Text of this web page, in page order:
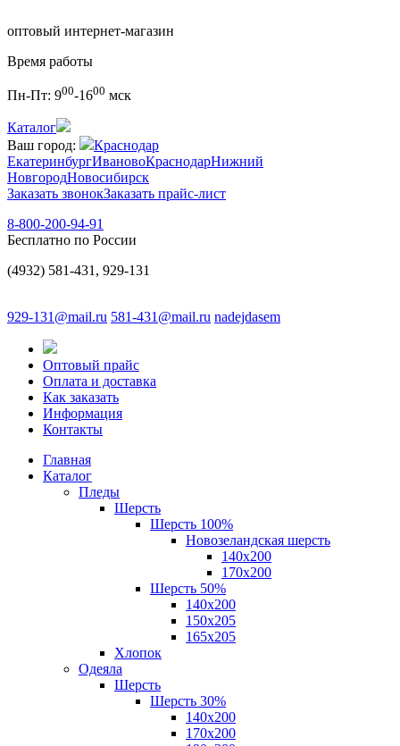
оптовый интернет-магазин
Время работы
Пн-Пт: 900-1600 мск
Каталог
Ваш город:
Краснодар
ЕкатеринбургИвановоКраснодарНижний
НовгородНовосибирск
Заказать звонокЗаказать прайс-лист
8-800-200-94-91
Бесплатно по России
(4932) 581-431, 929-131
929-131@mail.ru 581-431@mail.ru nadejdasem
Оптовый прайс
Оплата и доставка
Как заказать
Информация
Контакты
Главная
Каталог
Пледы
Шерсть
Шерсть 100%
Новозеландская шерсть
140х200
170x200
Шерсть 50%
140x200
150х205
165х205
Хлопок
Одеяла
Шерсть
Шерсть 30%
140х200
170х200